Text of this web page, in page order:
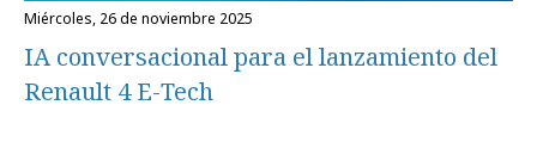
miércoles, 26 de noviembre 2025
IA conversacional para el lanzamiento del
Renault 4 E-Tech